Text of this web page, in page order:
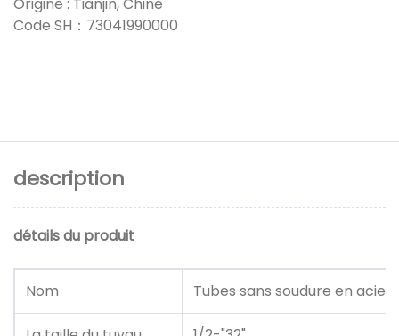
Code SH：73041990000
description
détails du produit
Nom Tubes sans soudure en